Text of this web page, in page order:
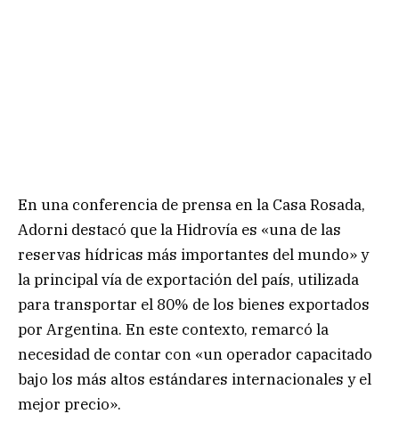
En una conferencia de prensa en la Casa Rosada,
Adorni destacó que la Hidrovía es «una de las
reservas hídricas más importantes del mundo» y
la principal vía de exportación del país, utilizada
para transportar el 80% de los bienes exportados
por Argentina. En este contexto, remarcó la
necesidad de contar con «un operador capacitado
bajo los más altos estándares internacionales y el
mejor precio».